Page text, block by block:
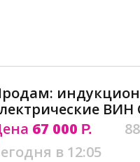
ВИН
67 000 Р.
в 12:05